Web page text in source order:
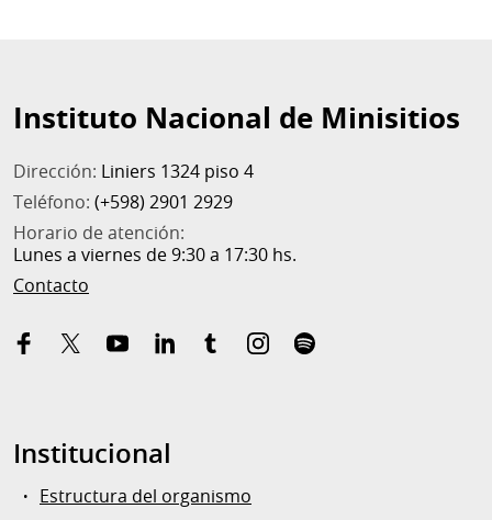
Instituto Nacional de Minisitios
Dirección: Liniers 1324 piso 4
Teléfono: (+598) 2901 2929
Horario de atención:
Lunes a viernes de 9:30 a 17:30 hs.
Contacto
FacebookTwitterYouTubeTwitter TumblrInstagramSpotify
Institucional
Estructura del organismo